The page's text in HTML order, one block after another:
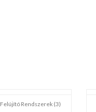
Felújító Rendszerek (3)